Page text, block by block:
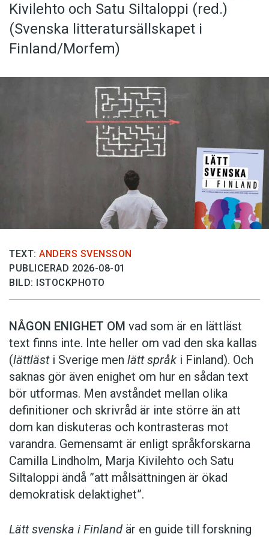
Kivilehto och Satu Siltaloppi (red.)
(Svenska litteratur­sällskapet i
Finland/Morfem)
TEXT: ANDERS SVENSSON
PUBLICERAD 2026-08-01
BILD: ISTOCKPHOTO
NÅGON ENIGHET OM vad som är en lättläst
text finns inte. Inte heller om vad den ska kallas
(lättlästi Sverige men lätt språk i Finland). Och
saknas gör även enighet om hur en sådan text
bör utformas. Men avståndet mellan olika
definitioner och skrivråd är inte större än att
dom kan diskuteras och kontrasteras mot
varandra. Gemensamt är enligt språkforskarna
Camilla Lindholm, Marja Kivilehto och Satu
Siltaloppi ändå ”att målsättningen är ökad
demokratisk delaktighet”.
Lätt svenska i Finland är en guide till forskning